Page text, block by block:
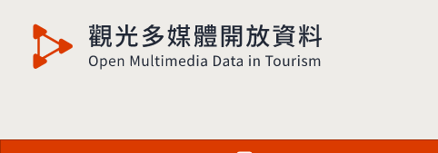
觀光多媒體開放資料